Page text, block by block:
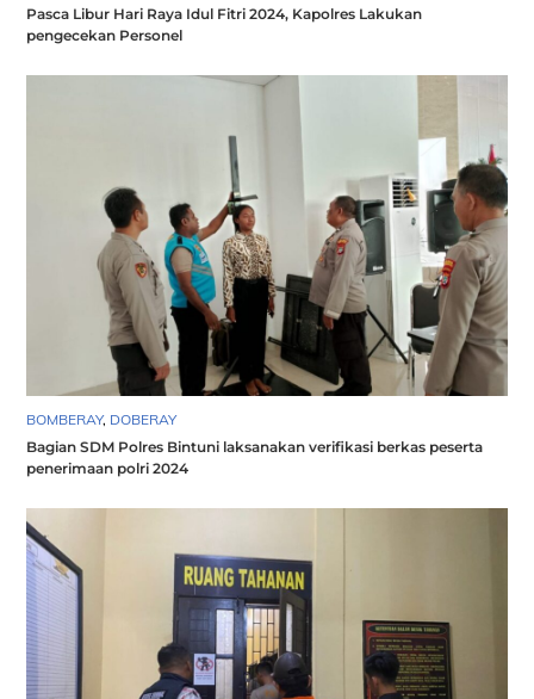
Pasca Libur Hari Raya Idul Fitri 2024, Kapolres Lakukan
pengecekan Personel
BOMBERAY, DOBERAY
Bagian SDM Polres Bintuni laksanakan verifikasi berkas peserta
penerimaan polri 2024